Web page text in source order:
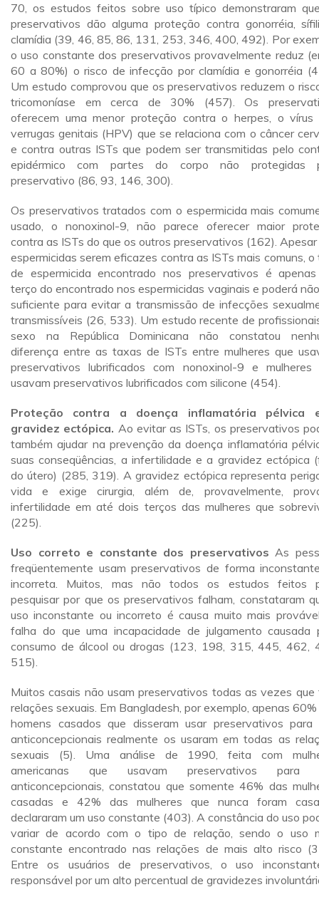
70, os estudos feitos sobre uso típico demonstraram
preservativos dão alguma proteção contra gonorréia,
clamídia (39, 46, 85, 86, 131, 253, 346, 400, 492). Por
o uso constante dos preservativos provavelmente reduz
60 a 80%) o risco de infecção por clamídia e gonorréia
Um estudo comprovou que os preservativos reduzem o
tricomoníase em cerca de 30% (457). Os
oferecem uma menor proteção contra o herpes, o vírus
verrugas genitais (HPV) que se relaciona com o câncer
e contra outras ISTs que podem ser transmitidas pelo
epidérmico com partes do corpo não protegidas
preservativo (86, 93, 146, 300).
Os preservativos tratados com o espermicida mais
usado, o nonoxinol-9, não parece oferecer maior
contra as ISTs do que os outros preservativos (162).
espermicidas serem eficazes contra as ISTs mais comuns, o
de espermicida encontrado nos preservativos é
terço do encontrado nos espermicidas vaginais e poderá
suficiente para evitar a transmissão de infecções
transmissíveis (26, 533). Um estudo recente de
sexo na República Dominicana não constatou
diferença entre as taxas de ISTs entre mulheres que
preservativos lubrificados com nonoxinol-9 e mulheres
usavam preservativos lubrificados com silicone (454).
Proteção contra a doença inflamatória pélvica
gravidez ectópica. Ao evitar as ISTs, os preservativos
também ajudar na prevenção da doença inflamatória
suas conseqüências, a infertilidade e a gravidez ectópica
do útero) (285, 319). A gravidez ectópica representa
vida e exige cirurgia, além de, provavelmente,
infertilidade em até dois terços das mulheres que
(225).
Uso correto e constante dos preservativosAs
freqüentemente usam preservativos de forma
incorreta. Muitos, mas não todos os estudos feitos
pesquisar por que os preservativos falham, constataram
uso inconstante ou incorreto é causa muito mais
falha do que uma incapacidade de julgamento causada
consumo de álcool ou drogas (123, 198, 315, 445, 462,
515).
Muitos casais não usam preservativos todas as vezes que
relações sexuais. Em Bangladesh, por exemplo, apenas
homens casados que disseram usar preservativos para
anticoncepcionais realmente os usaram em todas as
sexuais (5). Uma análise de 1990, feita com
americanas que usavam preservativos para
anticoncepcionais, constatou que somente 46% das
casadas e 42% das mulheres que nunca foram
declararam um uso constante (403). A constância do uso
variar de acordo com o tipo de relação, sendo o uso
constante encontrado nas relações de mais alto risco
Entre os usuários de preservativos, o uso
responsável por um alto percentual de gravidezes